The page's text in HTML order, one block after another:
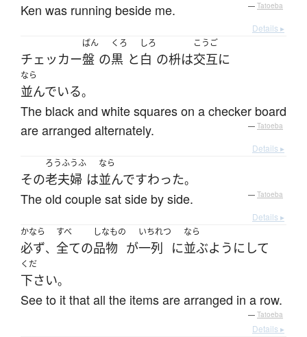
Ken was running beside me. — Tatoeba
Details ▸
チェッカー
ばん
盤 の
くろ
黒 と
しろ
白 の枡は
こうご
交互に
なら
並んでいる。
The black and white squares on a checker board
are arranged alternately.
— Tatoeba
Details ▸
その
ろうふうふ
老夫婦 は
なら
並んですわった。
The old couple sat side by side. — Tatoeba
Details ▸
かなら
必ず、
すべ
全ての
しなもの
品物 が
いちれつ
一列 に
なら
並ぶようにして
くだ
下さい。
See to it that all the items are arranged in a row.
— Tatoeba
Details ▸